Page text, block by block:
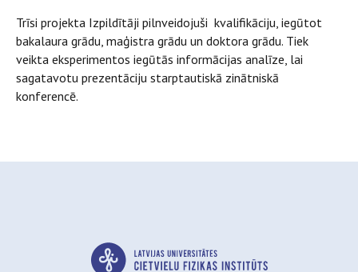
Trīsi projekta Izpildītāji pilnveidojuši kvalifikāciju, iegūtot
bakalaura grādu, maģistra grādu un doktora grādu. Tiek
veikta eksperimentos iegūtās informācijas analīze, lai
sagatavotu prezentāciju starptautiskā zinātniskā
konferencē.